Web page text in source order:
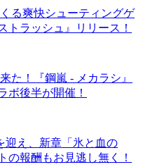
る爽快シューティングゲ
トラッシュ』リリース！
た！『鋼嵐 - メカラシ』
ボ後半が開催！
迎え、新章「氷と血の
の報酬もお見逃し無く！